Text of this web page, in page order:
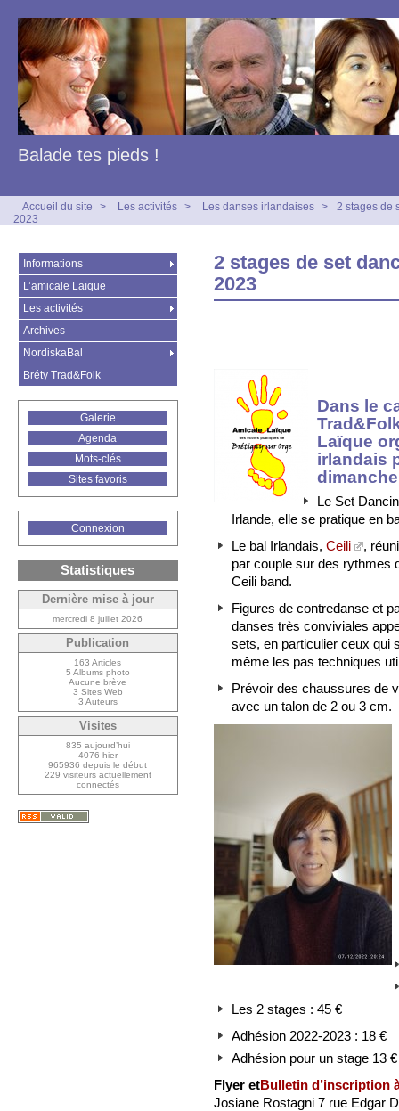
Balade tes pieds !
Accueil du site > Les activités > Les danses irlandaises >
2 stages de
2023
2 stages de set
2023
Dans le
Laïque
irlandais
Le Set
Irlande, elle se pratique en
Le bal Irlandais, Ceili
,
par couple sur des rythmes
Ceili band.
Figures de contredanse et
danses très conviviales
sets, en particulier ceux qui
même les pas techniques
Prévoir des chaussures de
avec un talon de 2 ou 3 cm.
Les 2 stages : 45 €
Adhésion 2022-2023 : 18 €
Adhésion pour un stage 13 €
Flyer etBulletin d’inscription
Josiane Rostagni 7 rue Edgar
Informations
L’amicale Laïque
Les activités
Archives
NordiskaBal
Bréty Trad&Folk
Galerie
Agenda
Mots-clés
Sites favoris
Connexion
Statistiques
Dernière mise à jour
mercredi 8 juillet 2026
Publication
163 Articles
5 Albums photo
Aucune brève
3 Sites Web
3 Auteurs
Visites
835 aujourd’hui
4076 hier
965936 depuis le début
229 visiteurs actuellement
connectés